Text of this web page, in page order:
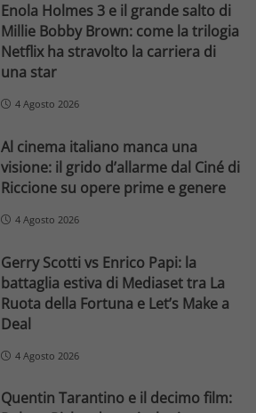
Enola Holmes 3 e il grande salto di
Millie Bobby Brown: come la trilogia
Netflix ha stravolto la carriera di
una star
4 Agosto 2026
Al cinema italiano manca una
visione: il grido d’allarme dal Ciné di
Riccione su opere prime e genere
4 Agosto 2026
Gerry Scotti vs Enrico Papi: la
battaglia estiva di Mediaset tra La
Ruota della Fortuna e Let’s Make a
Deal
4 Agosto 2026
Quentin Tarantino e il decimo film: